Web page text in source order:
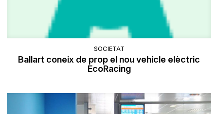
SOCIETAT
Ballart coneix de prop el nou vehicle elèctric
EcoRacing